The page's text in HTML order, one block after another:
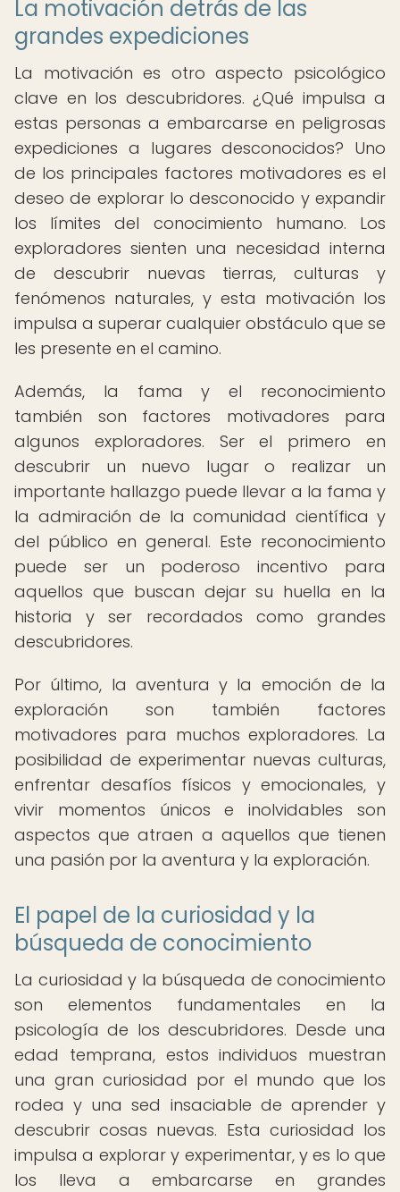
La motivación detrás de las
grandes expediciones
La motivación es otro aspecto psicológico
clave en los descubridores. ¿Qué impulsa a
estas personas a embarcarse en peligrosas
expediciones a lugares desconocidos? Uno
de los principales factores motivadores es el
deseo de explorar lo desconocido y expandir
los límites del conocimiento humano. Los
exploradores sienten una necesidad interna
de descubrir nuevas tierras, culturas y
fenómenos naturales, y esta motivación los
impulsa a superar cualquier obstáculo que se
les presente en el camino.
Además, la fama y el reconocimiento
también son factores motivadores para
algunos exploradores. Ser el primero en
descubrir un nuevo lugar o realizar un
importante hallazgo puede llevar a la fama y
la admiración de la comunidad científica y
del público en general. Este reconocimiento
puede ser un poderoso incentivo para
aquellos que buscan dejar su huella en la
historia y ser recordados como grandes
descubridores.
Por último, la aventura y la emoción de la
exploración son también factores
motivadores para muchos exploradores. La
posibilidad de experimentar nuevas culturas,
enfrentar desafíos físicos y emocionales, y
vivir momentos únicos e inolvidables son
aspectos que atraen a aquellos que tienen
una pasión por la aventura y la exploración.
El papel de la curiosidad y la
búsqueda de conocimiento
La curiosidad y la búsqueda de conocimiento
son elementos fundamentales en la
psicología de los descubridores. Desde una
edad temprana, estos individuos muestran
una gran curiosidad por el mundo que los
rodea y una sed insaciable de aprender y
descubrir cosas nuevas. Esta curiosidad los
impulsa a explorar y experimentar, y es lo que
los lleva a embarcarse en grandes